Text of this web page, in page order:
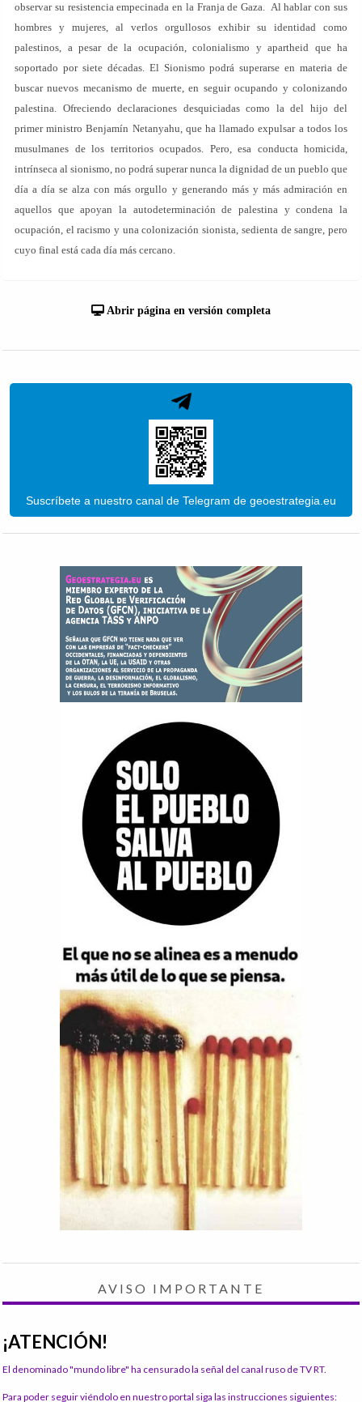
observar su resistencia empecinada en la Franja de Gaza. Al hablar con sus
hombres y mujeres, al verlos orgullosos exhibir su identidad como
palestinos, a pesar de la ocupación, colonialismo y apartheid que ha
soportado por siete décadas. El Sionismo podrá superarse en materia de
buscar nuevos mecanismo de muerte, en seguir ocupando y colonizando
palestina. Ofreciendo declaraciones desquiciadas como la del hijo del
primer ministro Benjamín Netanyahu, que ha llamado expulsar a todos los
musulmanes de los territorios ocupados. Pero, esa conducta homicida,
intrínseca al sionismo, no podrá superar nunca la dignidad de un pueblo que
día a día se alza con más orgullo y generando más y más admiración en
aquellos que apoyan la autodeterminación de palestina y condena la
ocupación, el racismo y una colonización sionista, sedienta de sangre, pero
cuyo final está cada día más cercano.
Abrir página en versión completa
Suscríbete a nuestro canal de Telegram de geoestrategia.eu
AVISO IMPORTANTE
¡ATENCIÓN!
El denominado "mundo libre" ha censurado la señal del canal ruso de TV RT.
Para poder seguir viéndolo en nuestro portal siga las instrucciones siguientes: